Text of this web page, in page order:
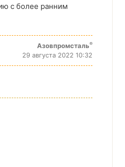
с более ранним
Азовпромсталь®
29 августа 2022 10:32